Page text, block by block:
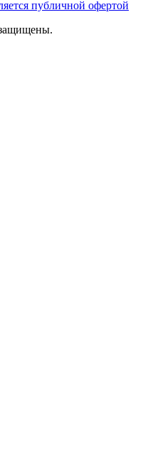
публичной офертой